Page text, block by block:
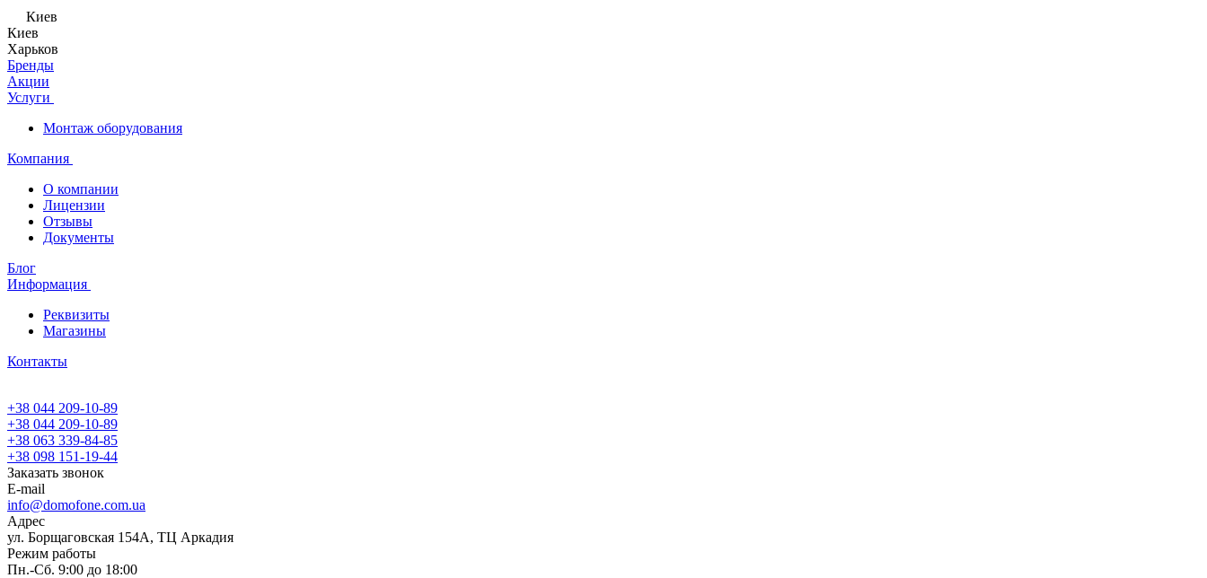
Киев
Киев
Харьков
Бренды
Акции
Услуги
Монтаж оборудования
Компания
О компании
Лицензии
Отзывы
Документы
Блог
Информация
Реквизиты
Магазины
Контакты
+38 044 209-10-89
+38 044 209-10-89
+38 063 339-84-85
+38 098 151-19-44
Заказать звонок
E-mail
info@domofone.com.ua
Адрес
ул. Борщаговская 154А, ТЦ Аркадия
Режим работы
Пн.-Сб. 9:00 до 18:00